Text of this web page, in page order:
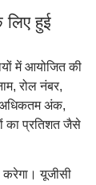
हुई
में आयोजित की
रोल नंबर,
अधिकतम अंक,
का प्रतिशत जैसे
करेगा। यूजीसी